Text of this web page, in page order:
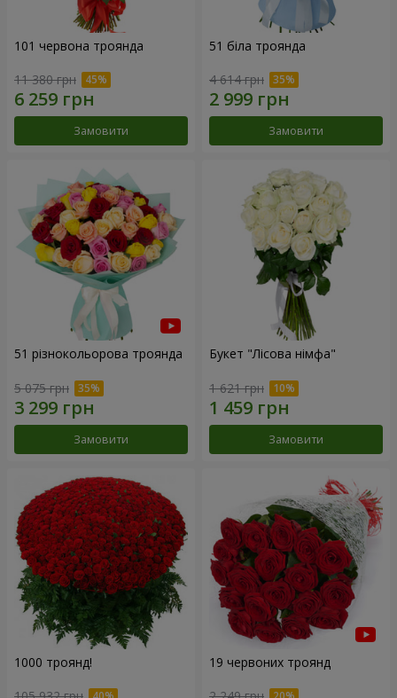
101 червона троянда
11 380 грн
Замовити
51 біла троянда
4 614 грн
Замовити
51 різнокольорова троянда
5 075 грн
Замовити
Букет "Лісова німфа"
1 621 грн
Замовити
1000 троянд! 19 червоних троянд